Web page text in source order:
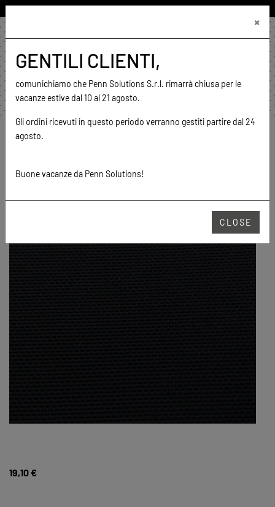
0,00 €
FIRM
19,10 €
×
GENTILI CLIENTI,
comunichiamo che Penn Solutions S.r.l. rimarrà chiusa per le
vacanze estive dal 10 al 21 agosto.
Gli ordini ricevuti in questo periodo verranno gestiti partire dal 24
agosto.
Buone vacanze da Penn Solutions!
CLOSE